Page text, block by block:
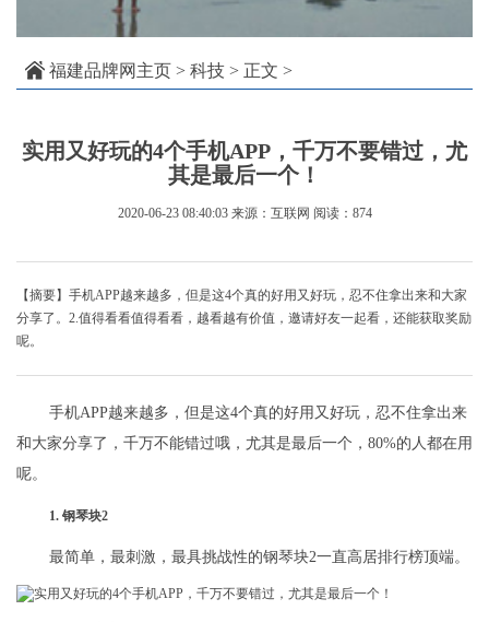
福建品牌网主页 > 科技 > 正文 >
实用又好玩的4个手机APP，千万不要错过，尤
其是最后一个！
2020-06-23 08:40:03 来源：互联网 阅读：874
【摘要】手机APP越来越多，但是这4个真的好用又好玩，忍不住拿出来和大家
分享了。2.值得看看值得看看，越看越有价值，邀请好友一起看，还能获取奖励
呢。
手机APP越来越多，但是这4个真的好用又好玩，忍不住拿出来
和大家分享了，千万不能错过哦，尤其是最后一个，80%的人都在用
呢。
1. 钢琴块2
最简单，最刺激，最具挑战性的钢琴块2一直高居排行榜顶端。